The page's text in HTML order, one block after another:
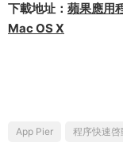
下載地址： 蘋果應用
Mac OS X
App Pier 程序快速啓